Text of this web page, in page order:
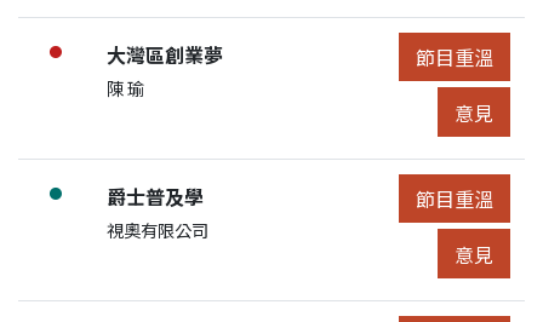
●
展開節目詳細
節目:
大灣區創業夢
申請人/團體:
陳 瑜
節目重溫
節目重溫
節目意見
意見
●
展開節目詳細
節目:
爵士普及學
申請人/團體:
視奧有限公司
節目重溫
節目重溫
節目意見
意見